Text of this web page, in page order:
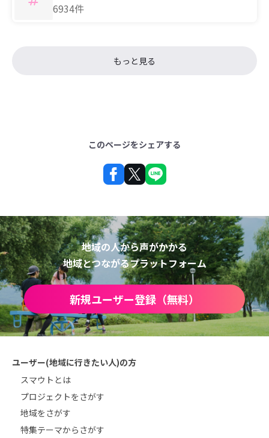
6934件
もっと見る
このページをシェアする
地域の人から声がかかる
地域とつながるプラットフォーム
新規ユーザー登録（無料）
ユーザー(地域に行きたい人)の方
スマウトとは
プロジェクトをさがす
地域をさがす
特集テーマからさがす